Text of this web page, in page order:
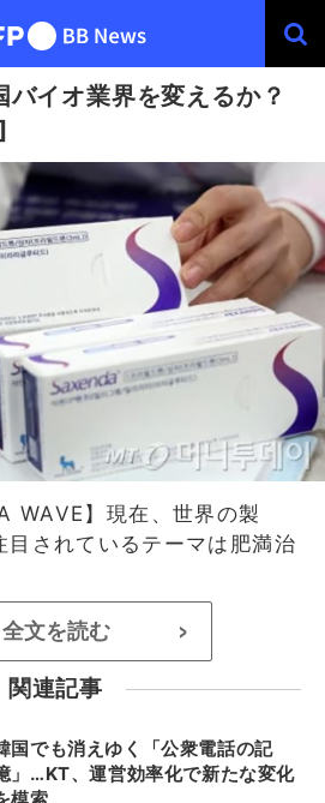
バイオ業界を変えるか？
WAVE】現在、世界の製
目されているテーマは肥満治
全文を読む >
関連記事
国でも消えゆく「公衆電話の記
」…KT、運営効率化で新たな変化